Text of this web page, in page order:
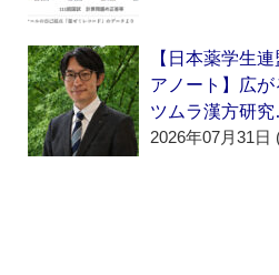
【日本薬学生
アノート】広
ツムラ漢方研
2026年07月31日